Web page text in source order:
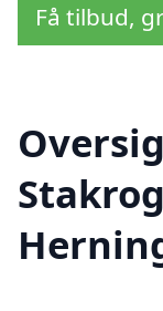
Få tilbud,